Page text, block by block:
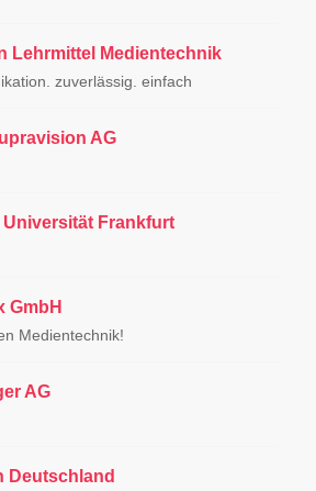
Lehrmittel Medientechnik
zuverlässig. einfach
AG
Universität Frankfurt
GmbH
Medientechnik!
AG
Deutschland